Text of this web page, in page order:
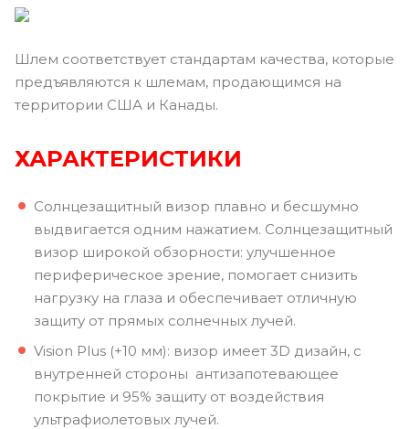
Шлем соответствует стандартам качества, которые
предъявляются к шлемам, продающимся на
территории США и Канады.
ХАРАКТЕРИСТИКИ
Солнцезащитный визор плавно и бесшумно
выдвигается одним нажатием. Солнцезащитный
визор широкой обзорности: улучшенное
периферическое зрение, помогает снизить
нагрузку на глаза и обеспечивает отличную
защиту от прямых солнечных лучей.
Vision Plus (+10 мм): визор имеет 3D дизайн, с
внутренней стороны антизапотевающее
покрытие и 95% защиту от воздействия
ультрафиолетовых лучей.